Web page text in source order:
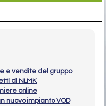
e vendite del gruppo
di NLMK
online
nuovo impianto VOD